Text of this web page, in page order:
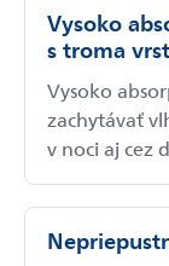
Vysoko
s troma
Vysoko
zachytávať
v noci aj cez